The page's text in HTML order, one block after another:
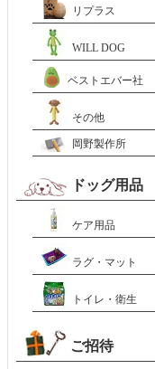
リプラス
WILL DOG
ベストエバー社
その他
岡野製作所
ドッグ用品
ケア用品
ラグ・マット
トイレ・衛生
ご招待